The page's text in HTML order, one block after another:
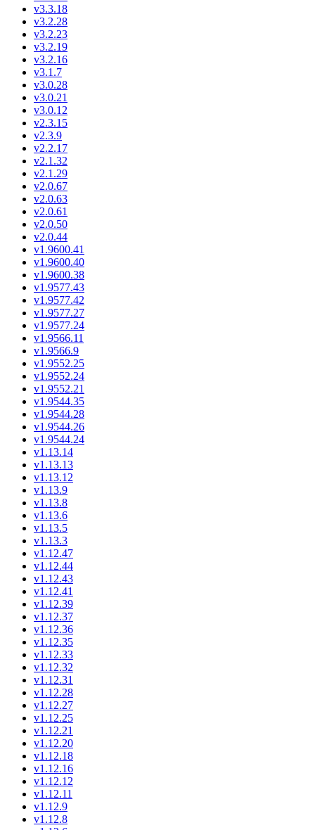
v3.3.18
v3.2.28
v3.2.23
v3.2.19
v3.2.16
v3.1.7
v3.0.28
v3.0.21
v3.0.12
v2.3.15
v2.3.9
v2.2.17
v2.1.32
v2.1.29
v2.0.67
v2.0.63
v2.0.61
v2.0.50
v2.0.44
v1.9600.41
v1.9600.40
v1.9600.38
v1.9577.43
v1.9577.42
v1.9577.27
v1.9577.24
v1.9566.11
v1.9566.9
v1.9552.25
v1.9552.24
v1.9552.21
v1.9544.35
v1.9544.28
v1.9544.26
v1.9544.24
v1.13.14
v1.13.13
v1.13.12
v1.13.9
v1.13.8
v1.13.6
v1.13.5
v1.13.3
v1.12.47
v1.12.44
v1.12.43
v1.12.41
v1.12.39
v1.12.37
v1.12.36
v1.12.35
v1.12.33
v1.12.32
v1.12.31
v1.12.28
v1.12.27
v1.12.25
v1.12.21
v1.12.20
v1.12.18
v1.12.16
v1.12.12
v1.12.11
v1.12.9
v1.12.8